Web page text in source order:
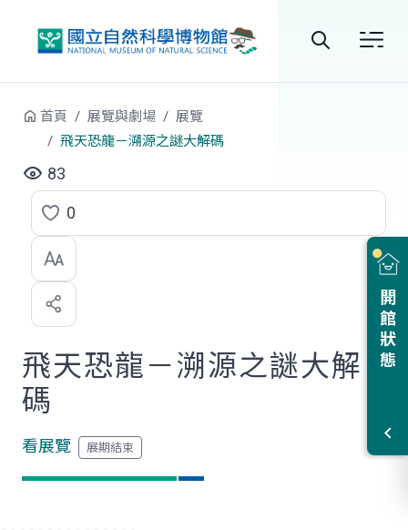
開館狀態
首頁 展覽與劇場
展覽
飛天恐龍－溯源之謎大解碼
83
點
選
喜
歡
0
飛天恐龍－溯源之謎大解
碼
看展覽